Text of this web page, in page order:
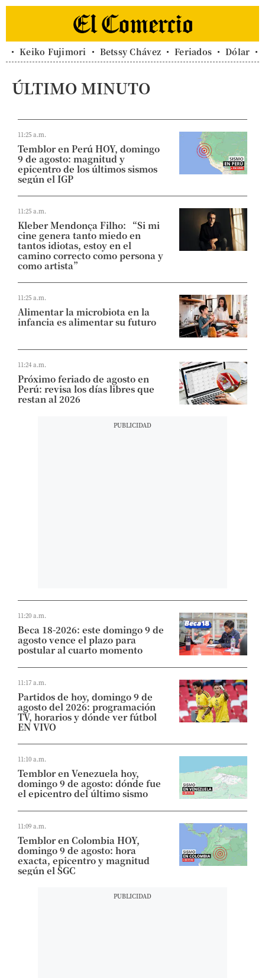
Keiko Fujimori Betssy Chávez Feriados Dólar
ÚLTIMO MINUTO
11:25 a.m.
Temblor en Perú HOY, domingo
9 de agosto: magnitud y
epicentro de los últimos sismos
según el IGP
11:25 a.m.
Kleber Mendonça Filho: “Si mi
cine genera tanto miedo en
tantos idiotas, estoy en el
camino correcto como persona y
como artista”
11:25 a.m.
Alimentar la microbiota en la
infancia es alimentar su futuro
11:24 a.m.
Próximo feriado de agosto en
Perú: revisa los días libres que
restan al 2026
11:20 a.m.
Beca 18-2026: este domingo 9 de
agosto vence el plazo para
postular al cuarto momento
11:17 a.m.
Partidos de hoy, domingo 9 de
agosto del 2026: programación
TV, horarios y dónde ver fútbol
EN VIVO
11:10 a.m.
Temblor en Venezuela hoy,
domingo 9 de agosto: dónde fue
el epicentro del último sismo
11:09 a.m.
Temblor en Colombia HOY,
domingo 9 de agosto: hora
exacta, epicentro y magnitud
según el SGC